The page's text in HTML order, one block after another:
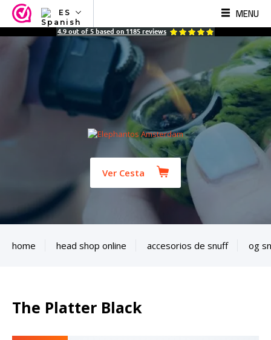
ES
NL
ES
MENU
4.9 out of 5 based on 1185 reviews
Ver Cesta
home head shop online accesorios de snuff og
The Platter Black